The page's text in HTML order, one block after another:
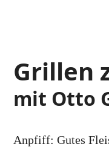
Grillen
mit Otto
Anpfiff: Gutes